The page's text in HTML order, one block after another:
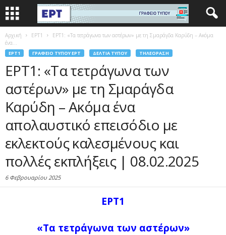
Αρχική EΡΤ1
ΕΡΤ1: «Τα τετράγωνα των αστέρων» με τη Σμαράγδα Καρύδη – Ακόμα
ένα...
EΡΤ1 ΓΡΑΦΕΊΟ ΤΎΠΟΥ ΕΡΤ ΔΕΛΤΊΑ ΤΎΠΟΥ ΤΗΛΕΌΡΑΣΗ
ΕΡΤ1: «Τα τετράγωνα των
αστέρων» με τη Σμαράγδα
Καρύδη – Ακόμα ένα
απολαυστικό επεισόδιο με
εκλεκτούς καλεσμένους και
πολλές εκπλήξεις | 08.02.2025
6 Φεβρουαρίου 2025
ΕΡΤ1
«Τα τετράγωνα των αστέρων»